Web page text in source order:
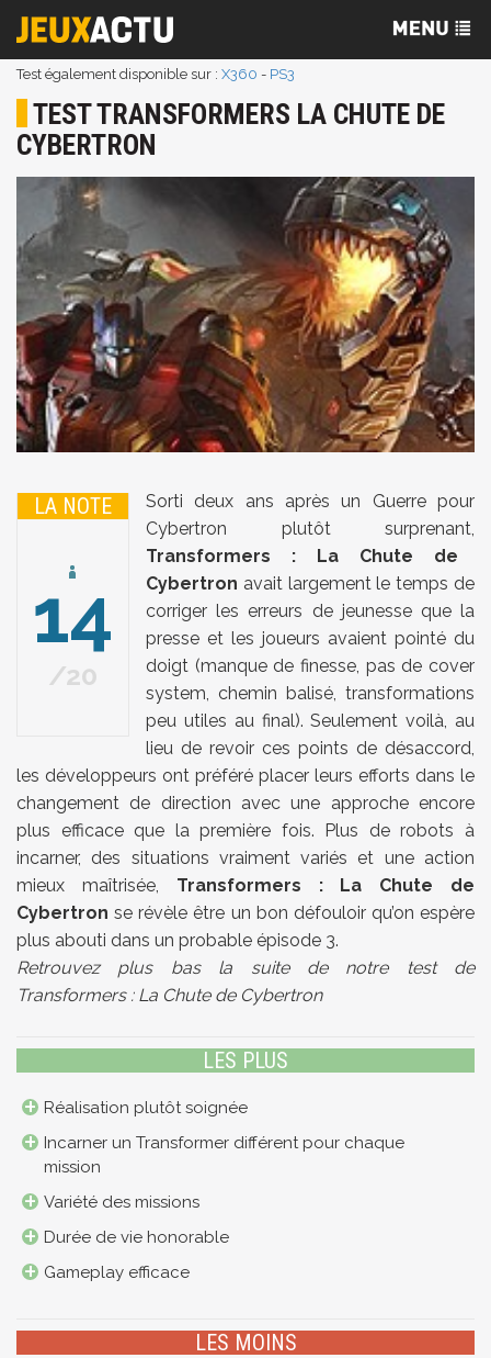
Test également disponible sur : X360 - PS3
TEST TRANSFORMERS LA CHUTE DE
CYBERTRON
LA NOTE
14
20
Sorti deux ans après un Guerre pour
Cybertron plutôt surprenant,
Transformers : La Chute de
Cybertron avait largement le temps de
corriger les erreurs de jeunesse que la
presse et les joueurs avaient pointé du
doigt (manque de finesse, pas de cover
system, chemin balisé, transformations
peu utiles au final). Seulement voilà, au
lieu de revoir ces points de désaccord,
les développeurs ont préféré placer leurs efforts dans le
changement de direction avec une approche encore
plus efficace que la première fois. Plus de robots à
incarner, des situations vraiment variés et une action
mieux maîtrisée, Transformers : La Chute de
Cybertron se révèle être un bon défouloir qu’on espère
plus abouti dans un probable épisode 3.
Retrouvez plus bas la suite de notre test de
Transformers : La Chute de Cybertron
LES PLUS
Réalisation plutôt soignée
Incarner un Transformer différent pour chaque
mission
Variété des missions
Durée de vie honorable
Gameplay efficace
LES MOINS